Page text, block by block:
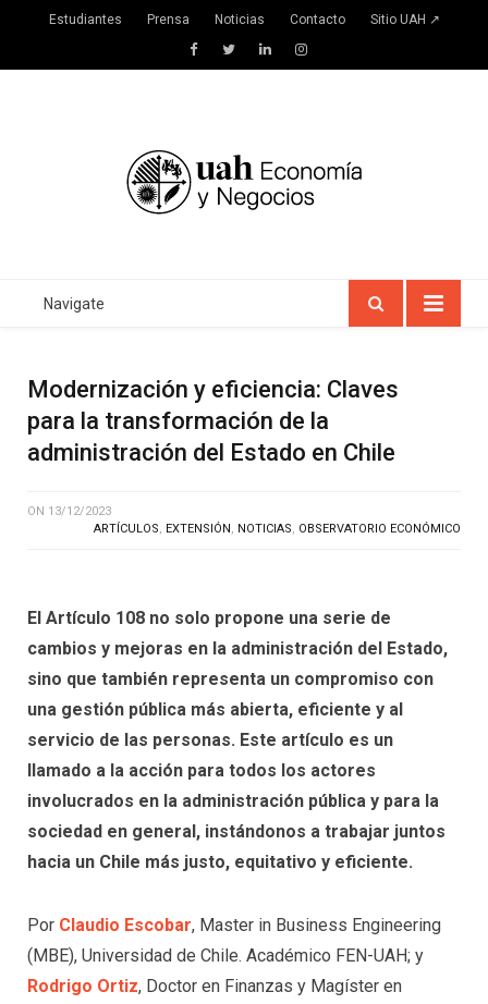
Estudiantes Prensa Noticias Contacto Sitio UAH ↗
FacebookTwitterLinkedInInstagram
Navigate
Modernización y eficiencia: Claves
para la transformación de la
administración del Estado en Chile
ON 13/12/2023
ARTÍCULOS, EXTENSIÓN, NOTICIAS, OBSERVATORIO ECONÓMICO
El Artículo 108 no solo propone una serie de
cambios y mejoras en la administración del Estado,
sino que también representa un compromiso con
una gestión pública más abierta, eficiente y al
servicio de las personas. Este artículo es un
llamado a la acción para todos los actores
involucrados en la administración pública y para la
sociedad en general, instándonos a trabajar juntos
hacia un Chile más justo, equitativo y eficiente.
Por Claudio Escobar, Master in Business Engineering
(MBE), Universidad de Chile. Académico FEN-UAH; y
Rodrigo Ortiz, Doctor en Finanzas y Magíster en